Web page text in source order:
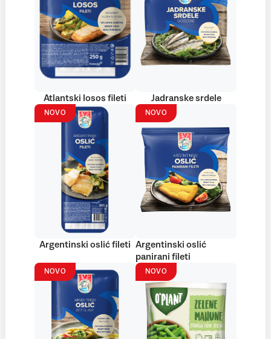
Atlantski losos fileti Jadranske srdele
NOVO
Argentinski oslić fileti
NOVO
Argentinski oslić
panirani fileti
NOVO NOVO